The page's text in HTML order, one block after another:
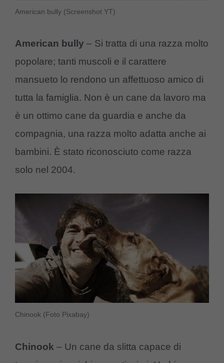
American bully (Screenshot YT)
American bully – Si tratta di una razza molto
popolare; tanti muscoli e il carattere
mansueto lo rendono un affettuoso amico di
tutta la famiglia. Non è un cane da lavoro ma
è un ottimo cane da guardia e anche da
compagnia, una razza molto adatta anche ai
bambini. È stato riconosciuto come razza
solo nel 2004.
Chinook (Foto Pixabay)
Chinook – Un cane da slitta capace di